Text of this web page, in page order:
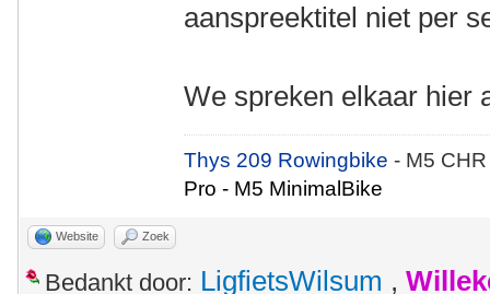
aanspreektitel niet per
We spreken elkaar hier
Thys 209 Rowingbike- M5
Pro - M5 MinimalBike
Website Zoek
Bedankt door: LigfietsWilsum ,